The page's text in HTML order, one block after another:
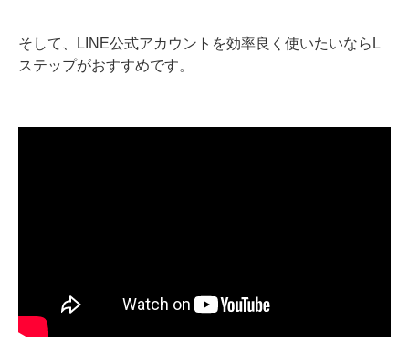
そして、LINE公式アカウントを効率良く使いたいならL
ステップがおすすめです。